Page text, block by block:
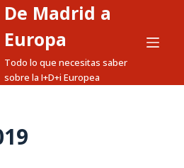
De Madrid a
Europa
Todo lo que necesitas saber
sobre la I+D+i Europea